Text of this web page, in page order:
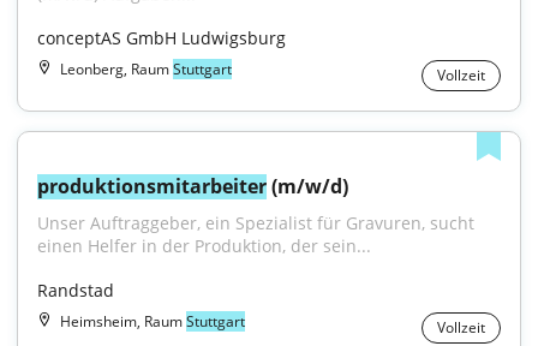
conceptAS GmbH Ludwigsburg
Leonberg, RaumStuttgart Vollzeit
produktionsmitarbeiter (m/w/d)
Unser Auftraggeber, ein Spezialist für Gravuren, sucht
einen Helfer in der Produktion, der sein...
Randstad
Heimsheim, RaumStuttgart Vollzeit